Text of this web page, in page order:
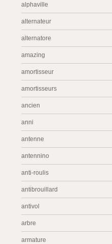
alphaville
alternateur
alternatore
amazing
amortisseur
amortisseurs
ancien
anni
antenne
antennino
anti-roulis
antibrouillard
antivol
arbre
armature